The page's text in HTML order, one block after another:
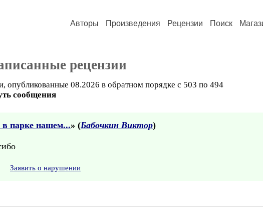
Авторы Произведения Рецензии Поиск
рецензии
опубликованные 08.2026 в обратном порядке с 503 по 494
сообщения
парке нашем...» (Бабочкин Виктор)
Заявить о нарушении